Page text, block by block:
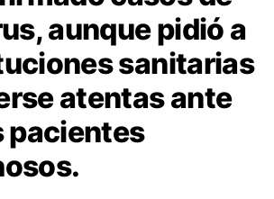
aunque pidió a
sanitarias
atentas ante
pacientes